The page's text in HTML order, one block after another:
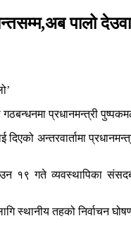
पालो
प्रधानमन्त्री
दिएको अन्तरवार्तामा
गते व्यवस्थापिका
स्थानीय तहको निर्वाचन